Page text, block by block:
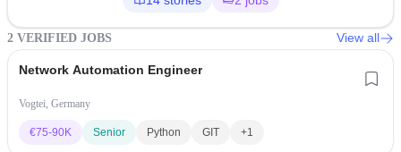
2 VERIFIED JOBS View all
Network Automation Engineer
Vogtei, Germany
€75-90K Senior Python GIT +1